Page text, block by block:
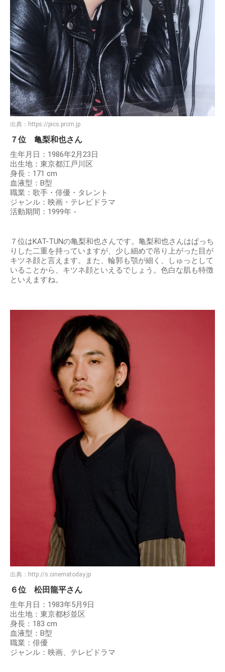
出典： https://pics.prcm.jp
７位 亀梨和也さん
生年月日：1986年2月23日
出生地：東京都江戸川区
身長：171 cm
血液型：B型
職業：歌手・俳優・タレント
ジャンル：映画・テレビドラマ
活動期間：1999年 -
７位はKAT-TUNの亀梨和也さんです。亀梨和也さんはぱっち
りした二重を持っていますが、少し細めで吊り上がった目が
キツネ顔と言えます。また、輪郭も顎が細く、しゅっとして
いることから、キツネ顔といえるでしょう。色白な肌も特徴
といえますね。
出典： http://s.cinematoday.jp
６位 松田龍平さん
生年月日：1983年5月9日
出生地：東京都杉並区
身長：183 cm
血液型：B型
職業：俳優
ジャンル：映画、テレビドラマ